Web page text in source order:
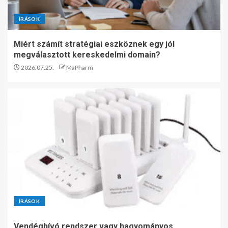
ÍRÁSOK
Miért számít stratégiai eszköznek egy jól
megválasztott kereskedelmi domain?
2026.07.25. MaPharm
ÍRÁSOK
Vendéghívó rendszer vagy hagyományos